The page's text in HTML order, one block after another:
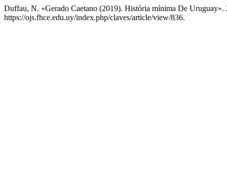
Duffau, N. «Gerado Caetano (2019). História mínima De
https://ojs.fhce.edu.uy/index.php/claves/article/view/836.